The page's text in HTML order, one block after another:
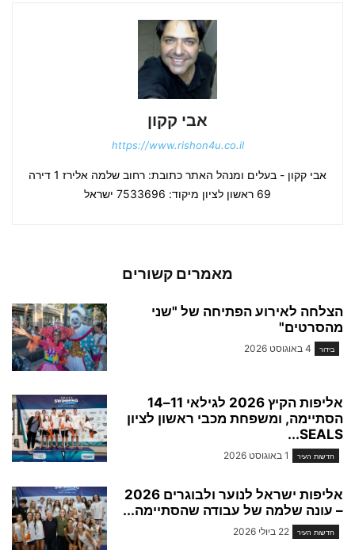
אבי קקון
https://www.rishon4u.co.il
אבי קקון - בעלים ומנהל האתר כתובת: רחוב שלמה אלירז 1 דירה
69 ראשון לציון מיקוד: 7533696 ישראל
מאמרים קשורים
הצלחה לאירוע הפתיחה של "שני
מהסרטים"
בידור 4 באוגוסט 2026
אליפות הקיץ 2026 לגילאי 11–14
הסתיימה, ומשפחת מכבי ראשון לציון
SEALS...
חדשות העיר 1 באוגוסט 2026
אליפות ישראל לנוער ולבוגרים 2026
– עונה שלמה של עבודה שהסתיימה...
חדשות העיר 22 ביולי 2026